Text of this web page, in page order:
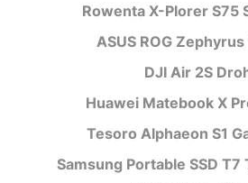
Rowenta X-Plorer S75
ASUS ROG Zephyrus
DJI Air 2S
Huawei Matebook X
Tesoro Alphaeon S1
Samsung Portable SSD T7